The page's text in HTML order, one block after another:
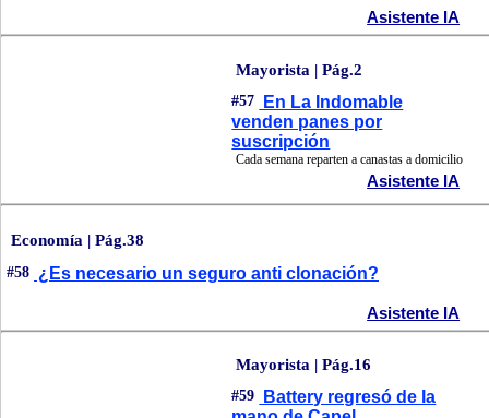
Asistente IA
Mayorista | Pág.2
#57
En La Indomable
venden panes por
suscripción
Cada semana reparten a canastas a domicilio
Asistente IA
Economía | Pág.38
#58 ¿Es necesario un seguro anti clonación?
Asistente IA
Mayorista | Pág.16
#59
Battery regresó de la